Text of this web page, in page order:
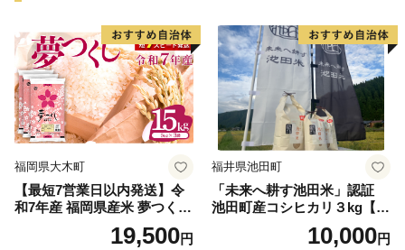
福岡県大木町
【最短7営業日以内発送】令
和7年産 福岡県産米 夢つくし
15kg 精米 ※北海道・沖縄・
19,500円
福井県池田町
「未来へ耕す池田米」認証
池田町産コシヒカリ３kg【お
1人様につき３セットまで】
10,000円